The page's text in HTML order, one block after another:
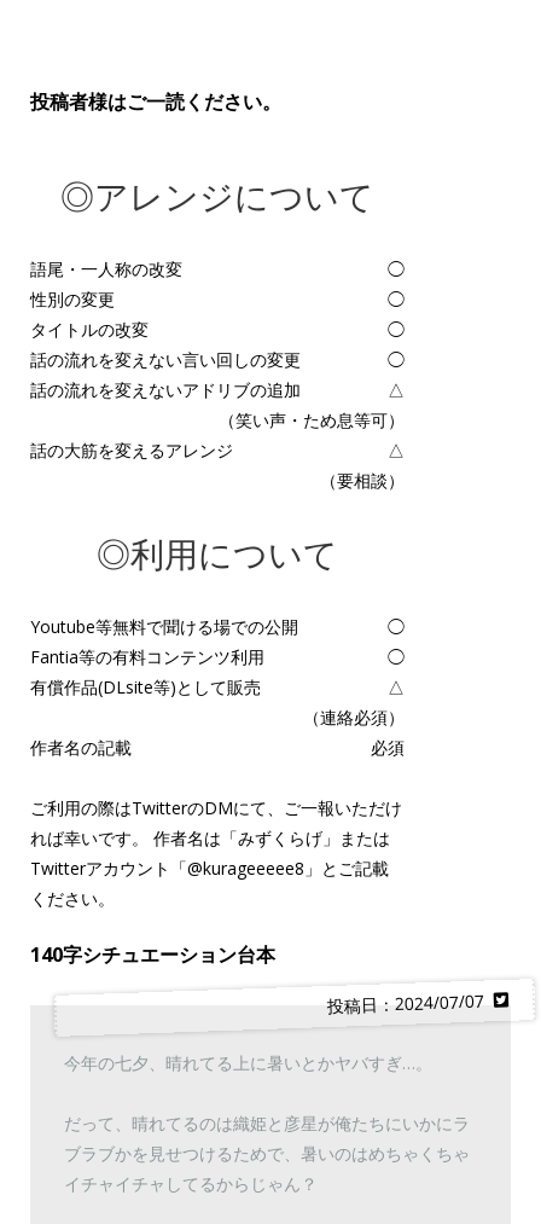
投稿者様はご一読ください。
◎アレンジについて
語尾・一人称の改変
◯
性別の変更
◯
タイトルの改変
◯
話の流れを変えない言い回しの変更
◯
話の流れを変えないアドリブの追加
△
（笑い声・ため息等可）
話の大筋を変えるアレンジ
△
（要相談）
◎利用について
Youtube等無料で聞ける場での公開
◯
Fantia等の有料コンテンツ利用
◯
有償作品(DLsite等)として販売
△
（連絡必須）
作者名の記載
必須
ご利用の際はTwitterのDMにて、ご一報いただけ
れば幸いです。 作者名は「みずくらげ」または
Twitterアカウント「@kurageeeee8 」とご記載
ください。
140字シチュエーション台本
投稿日：2024/07/07
今年の七夕、晴れてる上に暑いとかヤバすぎ…。
だって、晴れてるのは織姫と彦星が俺たちにいかにラ
ブラブかを見せつけるためで、暑いのはめちゃくちゃ
イチャイチャしてるからじゃん？